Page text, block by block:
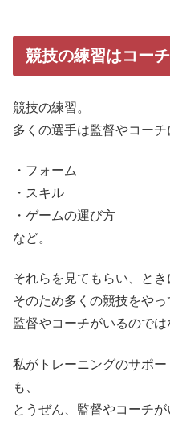
競技の練習はコー
競技の練習。
多くの選手は監督やコーチ
・フォーム
・スキル
・ゲームの運び方
など。
それらを見てもらい、とき
そのため多くの競技をや
監督やコーチがいるのでは
私がトレーニングのサポ
も、
とうぜん、監督やコーチが